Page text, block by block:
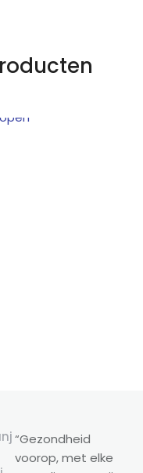
“Gezondheid
voorop, met elke